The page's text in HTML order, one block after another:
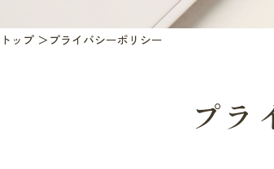
トップ プライバシーポリシー
プラ